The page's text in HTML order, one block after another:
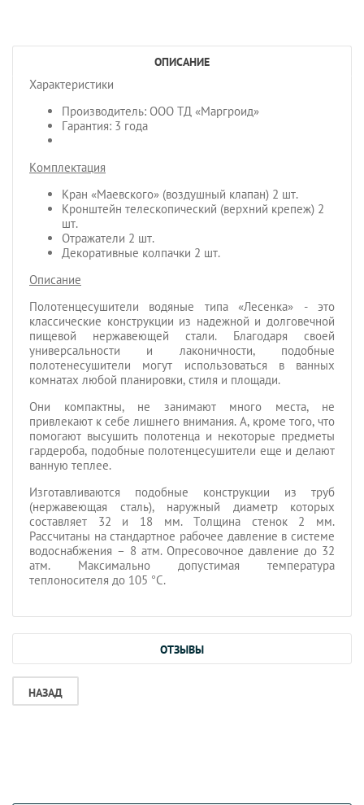
ОПИСАНИЕ
Характеристики
Производитель: ООО ТД «Маргроид»
Гарантия: 3 года
Комплектация
Кран «Маевского» (воздушный клапан) 2 шт.
Кронштейн телескопический (верхний крепеж) 2
шт.
Отражатели 2 шт.
Декоративные колпачки 2 шт.
Описание
Полотенцесушители водяные типа «Лесенка» - это
классические конструкции из надежной и долговечной
пищевой нержавеющей стали. Благодаря своей
универсальности и лаконичности, подобные
полотенесушители могут использоваться в ванных
комнатах любой планировки, стиля и площади.
Они компактны, не занимают много места, не
привлекают к себе лишнего внимания. А, кроме того, что
помогают высушить полотенца и некоторые предметы
гардероба, подобные полотенцесушители еще и делают
ванную теплее.
Изготавливаются подобные конструкции из труб
(нержавеющая сталь), наружный диаметр которых
составляет 32 и 18 мм. Толщина стенок 2 мм.
Рассчитаны на стандартное рабочее давление в системе
водоснабжения – 8 атм. Опресовочное давление до 32
атм. Максимально допустимая температура
теплоносителя до 105 °C.
ОТЗЫВЫ
НАЗАД